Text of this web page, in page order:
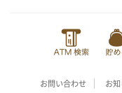
お問い合わせ お